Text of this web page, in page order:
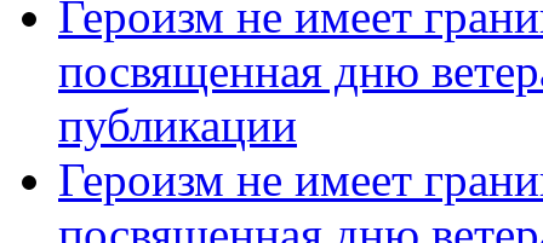
Героизм не имеет
посвященная дню
публикации
Героизм не имеет